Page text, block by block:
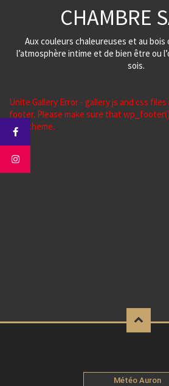
CHAMBRE
Aux couleurs chaleureuses et au
l’atmosphère intime et de bien être ou
sois.
Unite Gallery Error - gallery js and css
footer. Please make sure that
your theme.